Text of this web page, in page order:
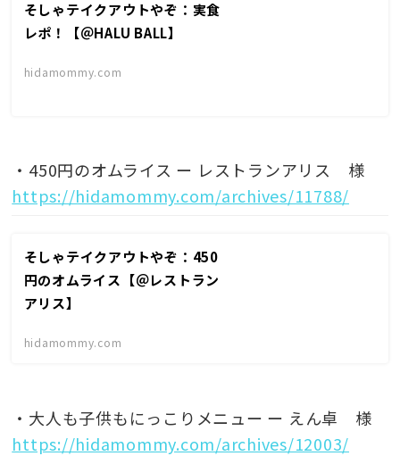
そしゃテイクアウトやぞ：実食
レポ！【＠HALU BALL】
hidamommy.com
・450円のオムライス ー レストランアリス 様
https://hidamommy.com/archives/11788/
そしゃテイクアウトやぞ：450
円のオムライス【＠レストラン
アリス】
hidamommy.com
・大人も子供もにっこりメニュー ー えん卓 様
https://hidamommy.com/archives/12003/